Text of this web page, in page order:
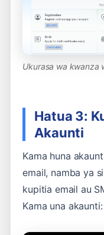
Ukurasa wa kwanza
Hatua 3:
Akaunti
Kama huna
email, namba ya
kupitia email au
Kama una